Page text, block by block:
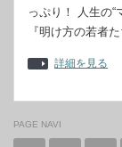
っぷり！ 人生の“
『明け方の若者
詳細を見る
PAGE NAVI